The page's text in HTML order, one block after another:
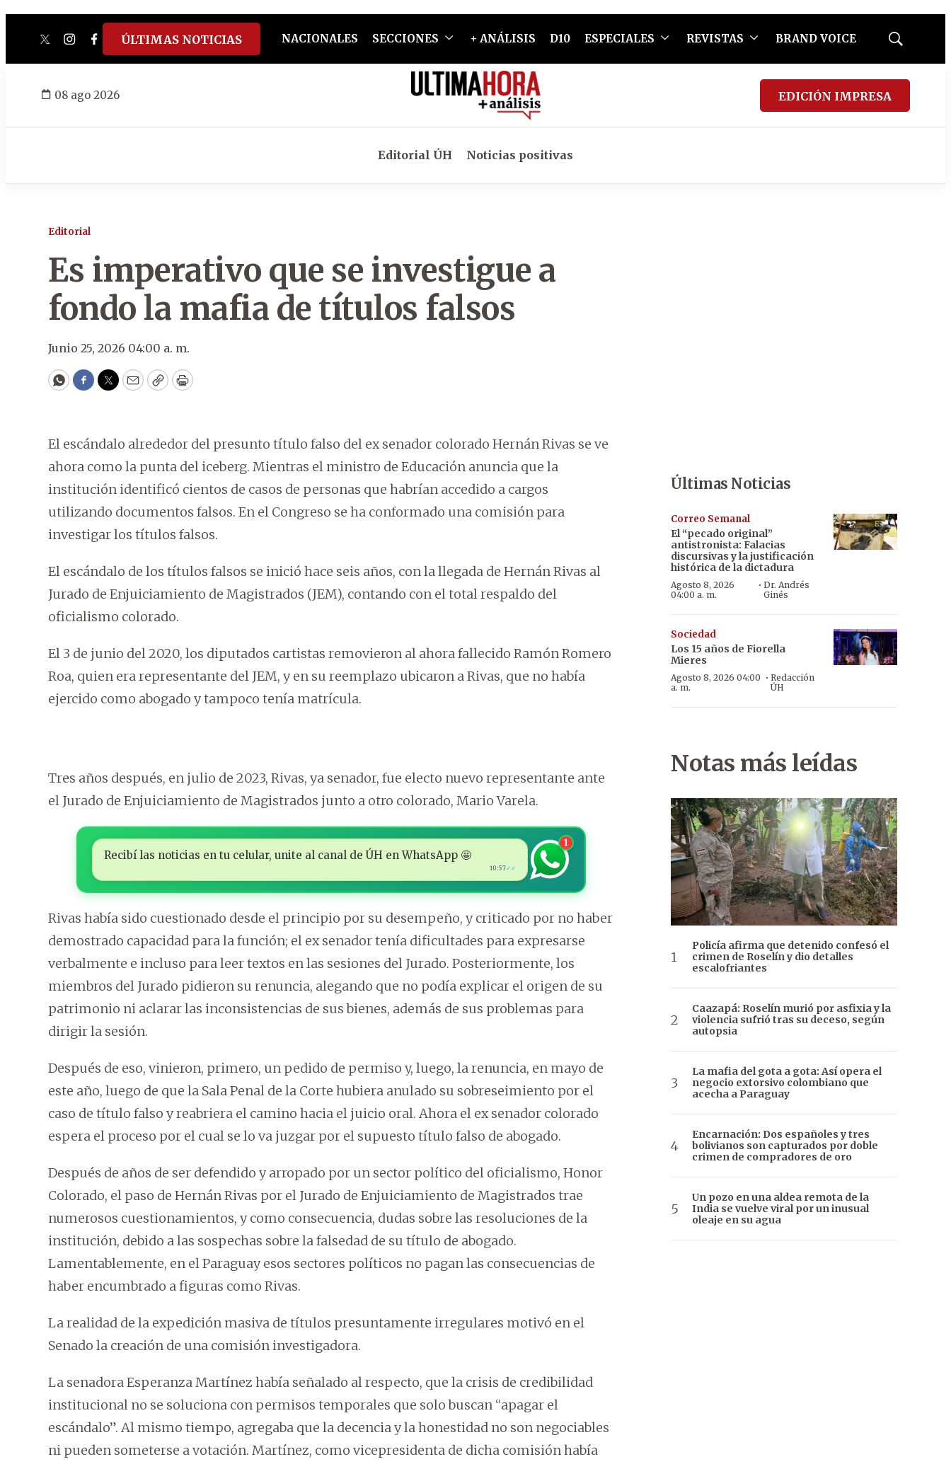
twitterinstagram
facebook
tiktokyoutube
spotify
ÚLTIMAS NOTICIAS NACIONALES SECCIONES + ANÁLISIS D10 ESPECIALES REVISTAS BRAND VOICE
Mostrar
08 ago 2026 EDICIÓN IMPRESA
Editorial ÚH Noticias positivas
Editorial
Es imperativo que se investigue a
fondo la mafia de títulos falsos
Junio 25, 2026 04:00 a. m.
WhatsApp
Facebook
Twitter
EmailCopyPrint
El escándalo alrededor del presunto título falso del ex senador colorado Hernán Rivas se ve
ahora como la punta del iceberg. Mientras el ministro de Educación anuncia que la
institución identificó cientos de casos de personas que habrían accedido a cargos
utilizando documentos falsos. En el Congreso se ha conformado una comisión para
investigar los títulos falsos.
El escándalo de los títulos falsos se inició hace seis años, con la llegada de Hernán Rivas al
Jurado de Enjuiciamiento de Magistrados (JEM), contando con el total respaldo del
oficialismo colorado.
El 3 de junio del 2020, los diputados cartistas removieron al ahora fallecido Ramón Romero
Roa, quien era representante del JEM, y en su reemplazo ubicaron a Rivas, que no había
ejercido como abogado y tampoco tenía matrícula.
Tres años después, en julio de 2023, Rivas, ya senador, fue electo nuevo representante ante
el Jurado de Enjuiciamiento de Magistrados junto a otro colorado, Mario Varela.
Recibí las noticias en tu celular, unite al canal de ÚH en WhatsApp 🤩
10:57✓✓
1
Rivas había sido cuestionado desde el principio por su desempeño, y criticado por no haber
demostrado capacidad para la función; el ex senador tenía dificultades para expresarse
verbalmente e incluso para leer textos en las sesiones del Jurado. Posteriormente, los
miembros del Jurado pidieron su renuncia, alegando que no podía explicar el origen de su
patrimonio ni aclarar las inconsistencias de sus bienes, además de sus problemas para
dirigir la sesión.
Después de eso, vinieron, primero, un pedido de permiso y, luego, la renuncia, en mayo de
este año, luego de que la Sala Penal de la Corte hubiera anulado su sobreseimiento por el
caso de título falso y reabriera el camino hacia el juicio oral. Ahora el ex senador colorado
espera el proceso por el cual se lo va juzgar por el supuesto título falso de abogado.
Después de años de ser defendido y arropado por un sector político del oficialismo, Honor
Colorado, el paso de Hernán Rivas por el Jurado de Enjuiciamiento de Magistrados trae
numerosos cuestionamientos, y como consecuencia, dudas sobre las resoluciones de la
institución, debido a las sospechas sobre la falsedad de su título de abogado.
Lamentablemente, en el Paraguay esos sectores políticos no pagan las consecuencias de
haber encumbrado a figuras como Rivas.
La realidad de la expedición masiva de títulos presuntamente irregulares motivó en el
Senado la creación de una comisión investigadora.
La senadora Esperanza Martínez había señalado al respecto, que la crisis de credibilidad
institucional no se soluciona con permisos temporales que solo buscan “apagar el
escándalo”. Al mismo tiempo, agregaba que la decencia y la honestidad no son negociables
ni pueden someterse a votación. Martínez, como vicepresidenta de dicha comisión había
Últimas Noticias
Correo Semanal
El “pecado original”
antistronista: Falacias
discursivas y la justificación
histórica de la dictadura
Agosto 8, 2026
04:00 a. m.
·Dr. Andrés
Ginés
Sociedad
Los 15 años de Fiorella
Mieres
Agosto 8, 2026 04:00
a. m.
· Redacción
ÚH
Notas más leídas
Policía afirma que detenido confesó el
crimen de Roselín y dio detalles
escalofriantes
Caazapá: Roselín murió por asfixia y la
violencia sufrió tras su deceso, según
autopsia
La mafia del gota a gota: Así opera el
negocio extorsivo colombiano que
acecha a Paraguay
Encarnación: Dos españoles y tres
bolivianos son capturados por doble
crimen de compradores de oro
Un pozo en una aldea remota de la
India se vuelve viral por un inusual
oleaje en su agua